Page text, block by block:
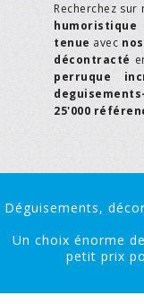
Recherchez sur
humoristique
tenue avec
décontracté
perruque
25'000
Déguisements,
Un choix énorme
petit prix